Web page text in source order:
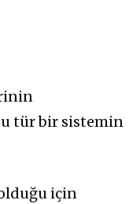
tür bir sistemin
için